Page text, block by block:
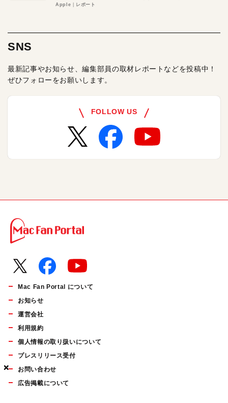
×
×
×
る理由とは
Apple レポート
SNS
最新記事やお知らせ、編集部員の取材レポートなどを投稿中！
ぜひフォローをお願いします。
FOLLOW US
Mac Fan Portal について
お知らせ
運営会社
利用規約
個人情報の取り扱いについて
プレスリリース受付
お問い合わせ
広告掲載について